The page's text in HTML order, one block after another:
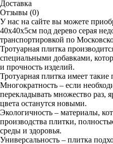
Доставка
Отзывы (0)
У нас на сайте вы можете
40х40х5см под дерево серая
транспортировкой по
Тротуарная плитка
специальными добавками,
и прочность изделий.
Тротуарная плитка имеет
Многократность – если
перекладывать множество раз,
цвета останутся новыми.
Экологичность – материалы,
производства плитки,
среды и здоровья.
Универсальность – плитка